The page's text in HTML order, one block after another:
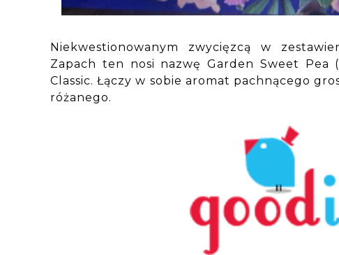
Niekwestionowanym zwycięzcą w
Zapach ten nosi nazwę Garden Sweet
Classic. Łączy w sobie aromat pachnącego
różanego.